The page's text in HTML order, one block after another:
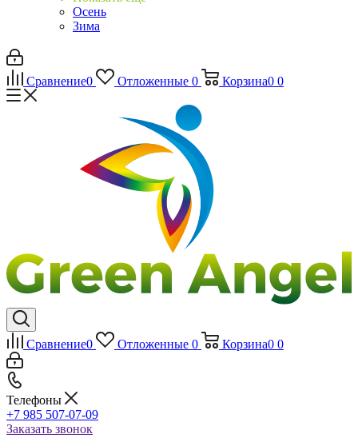
Осень
Зима
Сравнение0 Отложенные 0 Корзина0 0
Сравнение0 Отложенные 0 Корзина0 0
Телефоны
+7 985 507-07-09
Заказать звонок